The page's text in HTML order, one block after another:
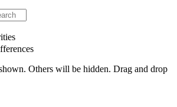
Others will be hidden. Drag and drop